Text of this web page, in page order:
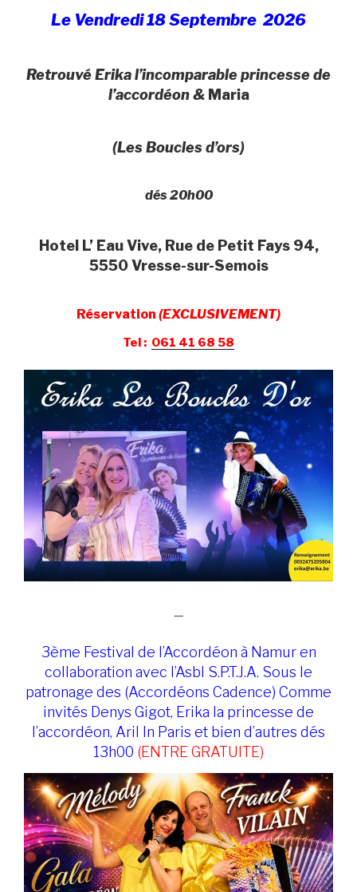
Le Vendredi 18 Septembre 2026
Retrouvé Erika l’incomparable princesse de
l’accordéon &Maria
(Les Boucles d’ors)
dés 20h00
Hotel L’ Eau Vive, Rue de Petit Fays 94,
5550 Vresse-sur-Semois
Réservation (EXCLUSIVEMENT)
Tel : 061 41 68 58
—
3ème Festival de l’Accordéon à Namur en
collaboration avec l’Asbl S.P.T.J.A. Sous le
patronage des (Accordéons Cadence) Comme
invités Denys Gigot, Erika la princesse de
l’accordéon, Aril In Paris et bien d’autres dés
13h00 (ENTRE GRATUITE)